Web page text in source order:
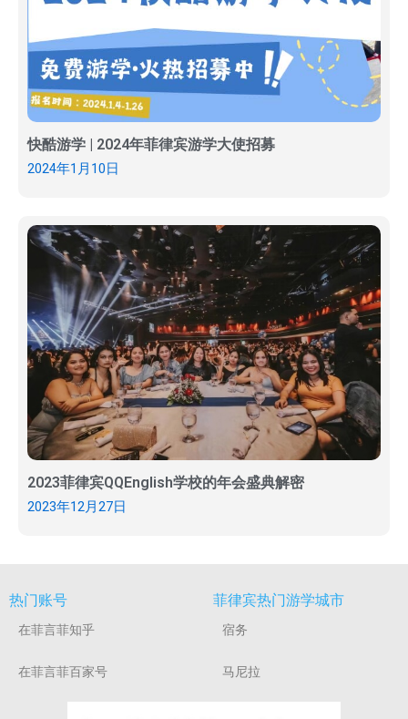
快酷游学 | 2024年菲律宾游学大使招募
2024年1月10日
2023菲律宾QQEnglish学校的年会盛典解密
2023年12月27日
热门账号
在菲言菲知乎
在菲言菲百家号
菲律宾热门游学城市
宿务
马尼拉